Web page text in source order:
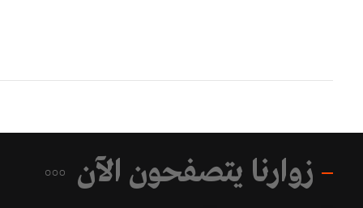
زوارنا يتصفحون الآن